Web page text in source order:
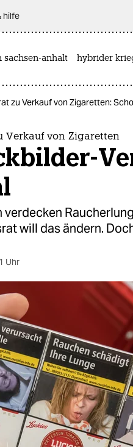
hilfe
sachsen-anhalt hybrider
zu Verkauf von Zigaretten:
Verkauf von Zigaretten
verdecken
will das ändern.
Uhr